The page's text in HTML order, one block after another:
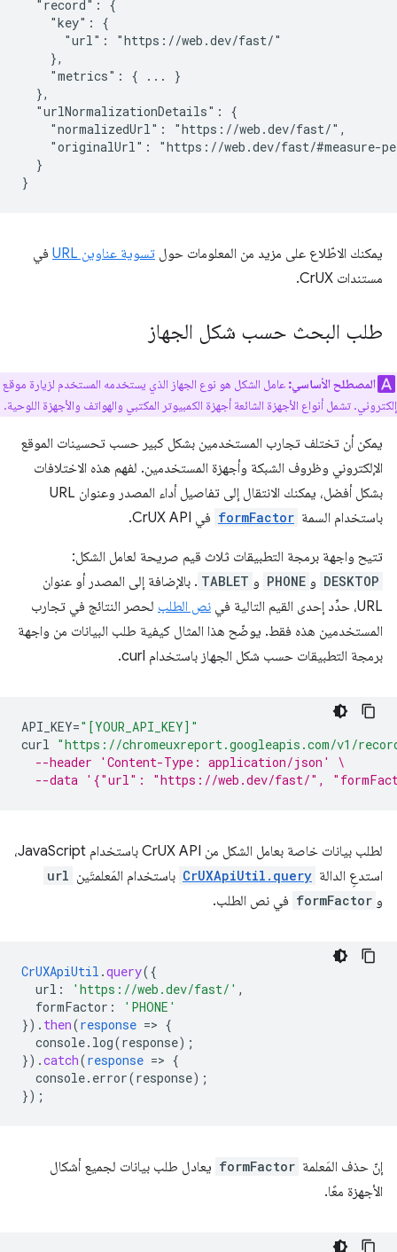
  "record": {
    "key": {
      "url": "https://web.dev/fast/"
    },
    "metrics": { ... }
  },
  "urlNormalizationDetails": {
    "normalizedUrl": "https://web.dev/fast/",
"originalUrl": "https://web.dev/fast/#measure-
  }
يمكنك الاطّلاع على مزيد من المعلومات حول تسوية عناوين URL
في
مستندات CrUX.
طلب البحث حسب شكل الجهاز
المصطلح الأساسي: عامل الشكل هو نوع الجهاز الذي يستخدمه المستخدم لزيارة موقع
إلكتروني. تشمل أنواع الأجهزة الشائعة أجهزة الكمبيوتر المكتبي والهواتف والأجهزة اللوحية.
يمكن أن تختلف تجارب المستخدمين بشكل كبير حسب تحسينات الموقع
الإلكتروني وظروف الشبكة وأجهزة المستخدمين. لفهم هذه الاختلافات
بشكل أفضل، يمكنك الانتقال إلى تفاصيل أداء المصدر وعنوان URL
باستخدام السمة formFactor في CrUX API.
تتيح واجهة برمجة التطبيقات ثلاث قيم صريحة لعامل الشكل:
DESKTOP و PHONE و TABLET . بالإضافة إلى المصدر أو عنوان
URL، حدِّد إحدى القيم التالية في
نص الطلب لحصر النتائج في تجارب
المستخدمين هذه فقط. يوضّح هذا المثال كيفية طلب البيانات من واجهة
برمجة التطبيقات حسب شكل الجهاز باستخدام curl.
API_KEY="[YOUR_API_KEY]"
curl "https://chromeuxreport.googleapis.com/v1/
--header 'Content-Type: application/json' \
--data '{"url": "https://web.dev/fast/",
لطلب بيانات خاصة بعامل الشكل من CrUX API باستخدام JavaScript،
استدعِ الدالة CrUXApiUtil.query باستخدام المَعلمتَين url
و formFactor في نص الطلب.
CrUXApiUtil .query({
url : 'https://web.dev/fast/' ,
formFactor :
'PHONE'
}) . then(response => {
console.log(response) ;
}) .catch(response => {
console.error(response) ;
});
إنّ حذف المَعلمة formFactor يعادل طلب بيانات لجميع أشكال
الأجهزة معًا.